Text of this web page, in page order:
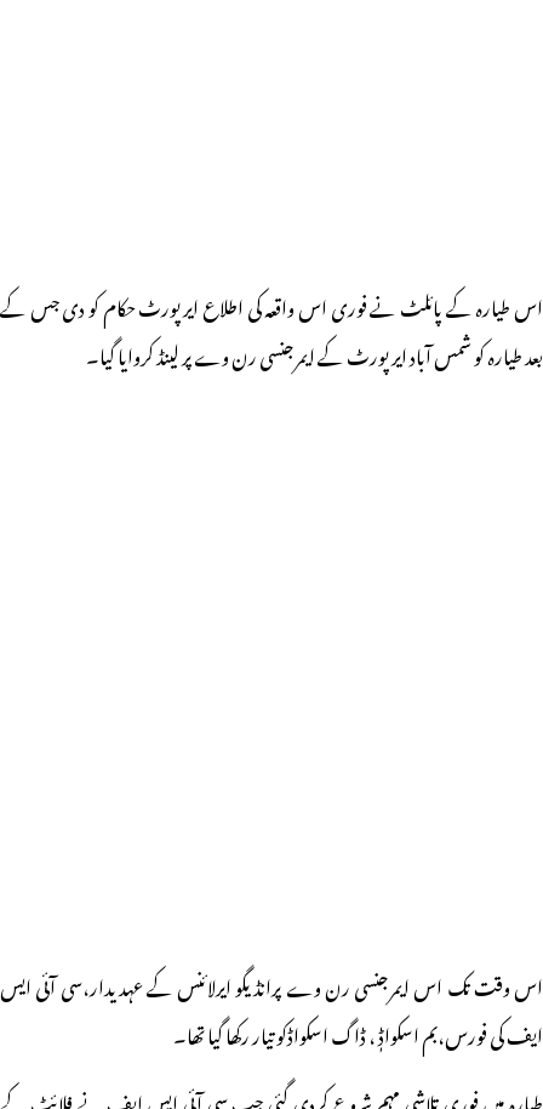
اس طیارہ کے پائلٹ نے فوری اس واقعہ کی اطلاع ایرپورٹ حکام کو دی جس کے
بعد طیارہ کو شمس آباد ایرپورٹ کے ایمرجنسی رن وے پر لینڈ کروایا گیا۔
اس وقت تک اس ایمرجنسی رن وے پرانڈیگو ایرلائنس کے عہدیدار،سی آئی ایس
ایف کی فورس،بم اسکواڈٖ ، ڈاگ اسکواڈکو تیار رکھا گیا تھا۔